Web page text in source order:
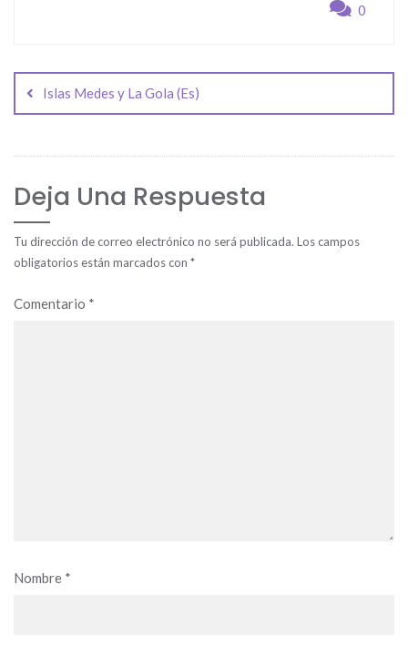
0
de
entradas
Islas Medes y La Gola (Es)
Deja Una Respuesta
Tu dirección de correo electrónico no será publicada. Los campos
obligatorios están marcados con *
Comentario *
Nombre *